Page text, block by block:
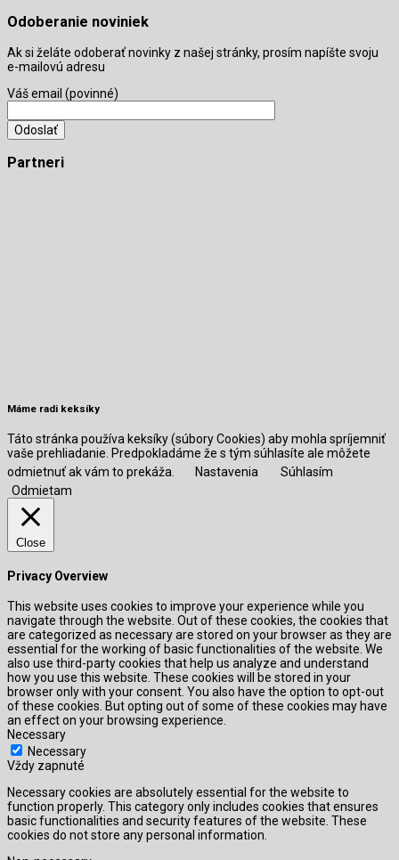
Odoberanie noviniek
Ak si želáte odoberať novinky z našej stránky, prosím napíšte svoju
e-mailovú adresu
Váš email (povinné)
Partneri
Máme radi keksíky
Táto stránka používa keksíky (súbory Cookies) aby mohla spríjemniť
vaše prehliadanie. Predpokladáme že s tým súhlasíte ale môžete
odmietnuť ak vám to prekáža.
Nastavenia
Súhlasím
Odmietam
Close
Privacy Overview
This website uses cookies to improve your experience while you
navigate through the website. Out of these cookies, the cookies that
are categorized as necessary are stored on your browser as they are
essential for the working of basic functionalities of the website. We
also use third-party cookies that help us analyze and understand
how you use this website. These cookies will be stored in your
browser only with your consent. You also have the option to opt-out
of these cookies. But opting out of some of these cookies may have
an effect on your browsing experience.
Necessary
Necessary
Vždy zapnuté
Necessary cookies are absolutely essential for the website to
function properly. This category only includes cookies that ensures
basic functionalities and security features of the website. These
cookies do not store any personal information.